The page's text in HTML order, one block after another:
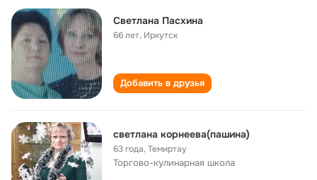
Светлана Пасхина
66 лет, Иркутск
Добавить в друзья
светлана корнеева(пашина)
63 года,Темиртау
Торгово-кулинарная школа